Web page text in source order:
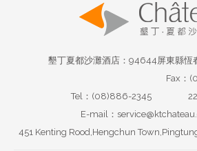
墾丁夏都沙灘酒店：94644屏東縣恆
Tel：(08)886-2345
Fax：
E-mail：
451 Kenting Rood,Hengchun